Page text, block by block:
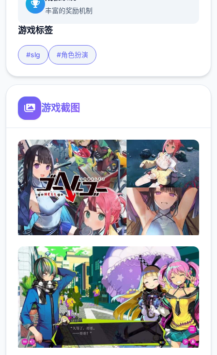
丰富的奖励机制
游戏标签
#slg #角色扮演
游戏截图